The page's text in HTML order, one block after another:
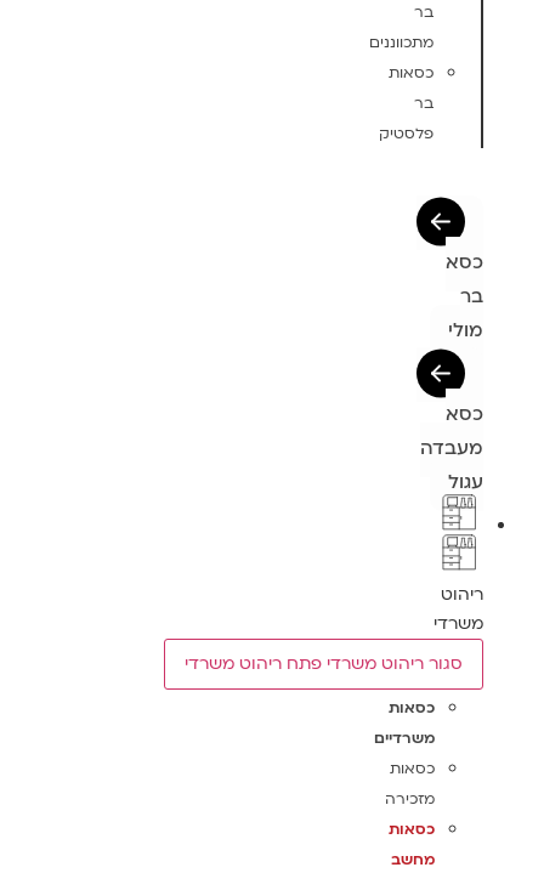
בר
מתכווננים
כסאות
בר
פלסטיק
כסא
בר
מולי
כסא
מעבדה
עגול
ריהוט
משרדי
סגור ריהוט משרדי פתח ריהוט משרדי
כסאות
משרדיים
כסאות
מזכירה
כסאות
מחשב